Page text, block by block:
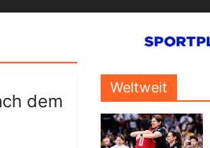
dem
Weltweit